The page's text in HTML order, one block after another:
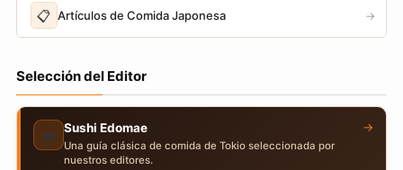
📋 Artículos de Comida Japonesa →
Selección del Editor
🍣 Sushi Edomae
Una guía clásica de comida de Tokio seleccionada por
nuestros editores.
→